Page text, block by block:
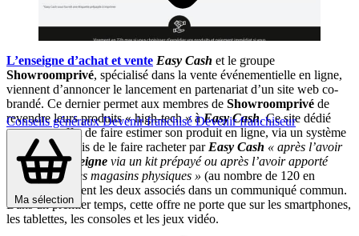
Conseils générauxDevenir franchiséDevenir franchiseur
Ma sélection
L’enseigne d’achat et vente Easy Cash et le groupe
Showroomprivé, spécialisé dans la vente événementielle en ligne,
viennent d’annoncer le lancement en partenariat d’un site web co-
brandé. Ce dernier permet aux membres de Showroomprivé de
revendre leurs produits « high-tech » àEasy Cash. Ce site dédié
permet en effet de faire estimer son produit en ligne, via un système
de cotation. Puis de le faire racheter par Easy Cash « après l’avoir
envoyé àl’enseigne via un kit prépayé ou après l’avoir apporté
dans l’un de ses magasins physiques » (au nombre de 120 en
France), précisent les deux associés dans un communiqué commun.
Dans un premier temps, cette offre ne porte que sur les smartphones,
les tablettes, les consoles et les jeux vidéo.